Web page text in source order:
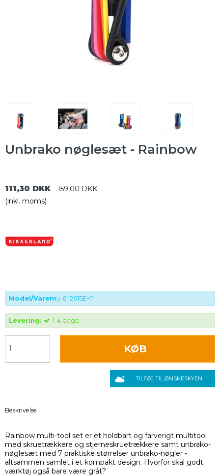
Unbrako nøglesæt - Rainbow
111,30 DKK
159,00 DKK
(inkl. moms)
Model/Varenr.: 6,12615E+11
Levering: 1-4 dage
KØB
TILFØJ TIL ØNSKESKYEN
Beskrivelse
Rainbow multi-tool set er et holdbart og farverigt multitool
med skruetrækkere og stjerneskruetrækkere samt unbrako-
nøglesæt med 7 praktiske størrelser unbrako-nøgler -
altsammen samlet i et kompakt design. Hvorfor skal godt
værktøj også bare være gråt?